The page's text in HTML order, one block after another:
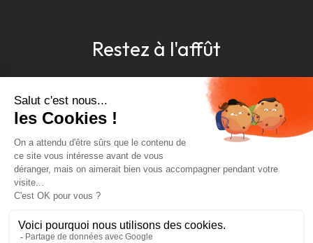
Restez à l'affût
Pour être toujours au courant, inscrivez-vous à
notre newsletter
J'accepte les conditions générales et la politique de